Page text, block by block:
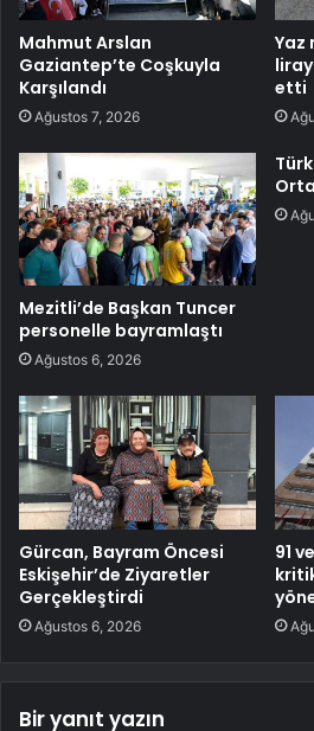
Mahmut Arslan
Gaziantep’te Coşkuyla
Karşılandı
Ağustos 7, 2026
Yaz
etti
Mezitli’de Başkan Tuncer
personelle bayramlaştı
Ağustos 6, 2026
Gürcan, Bayram Öncesi
Eskişehir’de Ziyaretler
Gerçekleştirdi
Ağustos 6, 2026
91
Bir yanıt yazın